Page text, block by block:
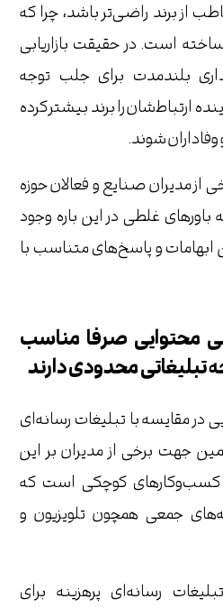
از برند راضی‌تر باشد، چرا که
است. در حقیقت بازاریابی
بلندمدت برای جلب توجه
ارتباط‌شان را برند بیشتر کرده
شوند.
از مدیران صنایع و فعالان حوزه
غلطی در این باره وجود
ابهامات و پاسخ‌های متناسب با
محتوایی صرفا مناسب
تبلیغاتی محدودی دارند
در مقایسه با تبلیغات رسانه‌ای
جهت برخی از مدیران بر این
کسب‌وکارهای کوچکی است که
جمعی همچون تلویزیون و
رسانه‌ای پرهزینه برای